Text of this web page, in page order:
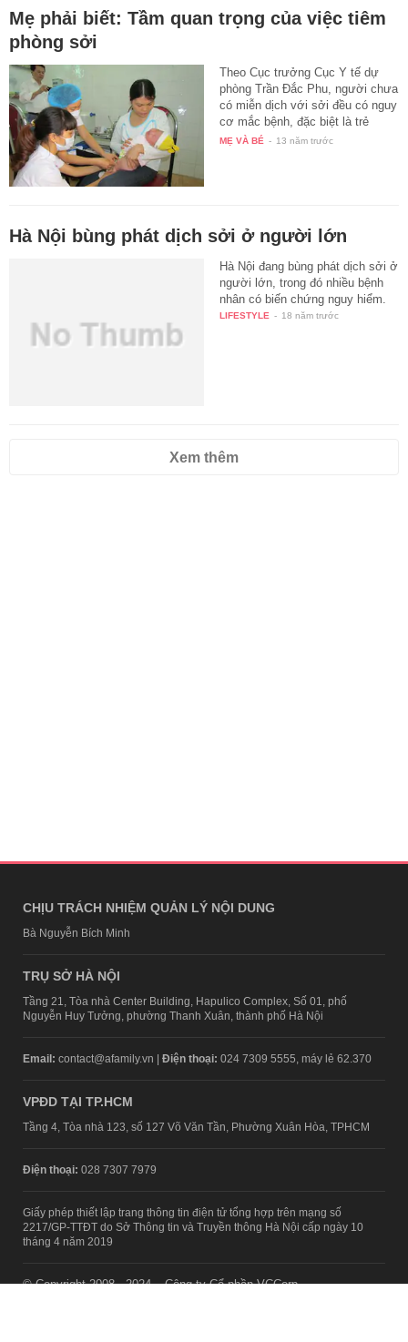
Mẹ phải biết: Tầm quan trọng của việc tiêm
phòng sởi
Theo Cục trưởng Cục Y tế dự
phòng Trần Đắc Phu, người chưa
có miễn dịch với sởi đều có nguy
cơ mắc bệnh, đặc biệt là trẻ
nhỏ…
MẸ VÀ BÉ - 13 năm trước
Hà Nội bùng phát dịch sởi ở người lớn
Hà Nội đang bùng phát dịch sởi ở
người lớn, trong đó nhiều bệnh
nhân có biến chứng nguy hiểm.
LIFESTYLE - 18 năm trước
Xem thêm
CHỊU TRÁCH NHIỆM QUẢN LÝ NỘI DUNG
Bà Nguyễn Bích Minh
TRỤ SỞ HÀ NỘI
Tầng 21, Tòa nhà Center Building, Hapulico Complex, Số 01, phố
Nguyễn Huy Tưởng, phường Thanh Xuân, thành phố Hà Nội
Email: contact@afamily.vn | Điện thoại: 024 7309 5555, máy lẻ 62.370
VPĐD TẠI TP.HCM
Tầng 4, Tòa nhà 123, số 127 Võ Văn Tần, Phường Xuân Hòa, TPHCM
Điện thoại: 028 7307 7979
Giấy phép thiết lập trang thông tin điện tử tổng hợp trên mạng số
2217/GP-TTĐT do Sở Thông tin và Truyền thông Hà Nội cấp ngày 10
tháng 4 năm 2019
© Copyright 2008 - 2024 – Công ty Cổ phần VCCorp